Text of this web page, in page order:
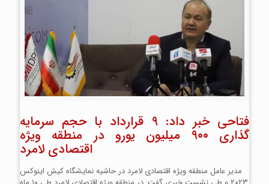
فتاحی خبر داد: ۹ قرارداد با حجم سرمایه
گذاری ۹۰۰ میلیون یورو در منطقه ویژه
اقتصادی لامرد
مدیر عامل منطقه ویژه اقتصادی لامرد در حاشیه نمایشگاه کیش اینوکس